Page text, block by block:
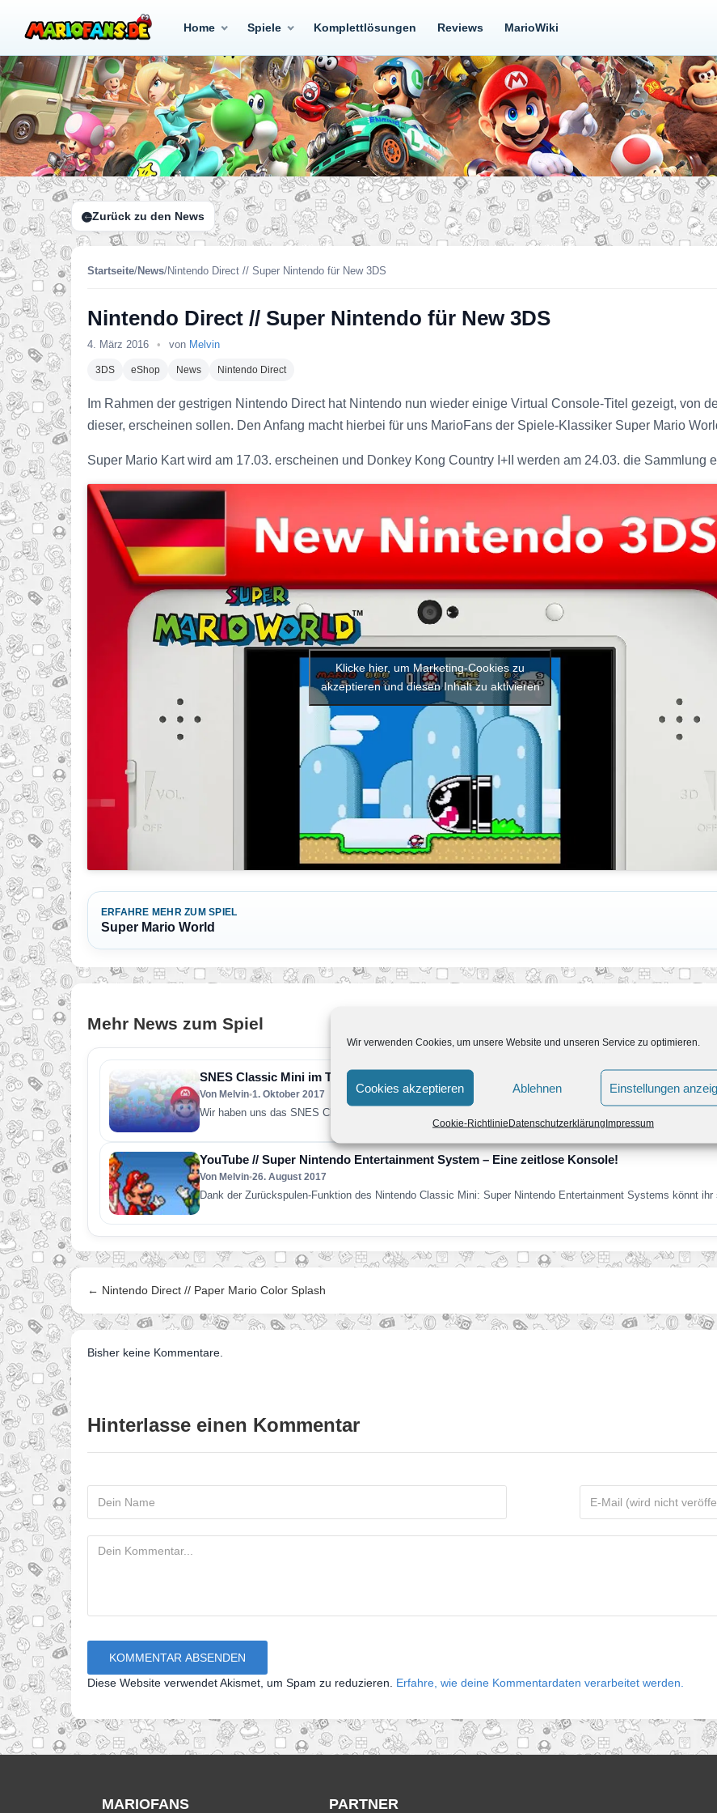
Wir verwenden Cookies, um unsere Website und unseren Service zu optimieren.
Cookies akzeptieren Ablehnen Einstellungen
Cookie-RichtlinieDatenschutzerklärungImpressum
Home Spiele Komplettlösungen Reviews MarioWiki
Zurück zu den News
Startseite/News/Nintendo Direct // Super Nintendo für New 3DS
Nintendo Direct // Super Nintendo für New 3DS
4. März 2016 • von Melvin
3DS eShop News Nintendo Direct
Im Rahmen der gestrigen Nintendo Direct hat Nintendo nun wieder einige Virtual Console-Titel gezeigt, von
dieser, erscheinen sollen. Den Anfang macht hierbei für uns MarioFans der Spiele-Klassiker Super Mario
Super Mario Kart wird am 17.03. erscheinen und Donkey Kong Country I+II werden am 24.03. die Sammlung
Klicke hier, um Marketing-Cookies zu
akzeptieren und diesen Inhalt zu aktivieren
ERFAHRE MEHR ZUM SPIEL
Super Mario World
Mehr News zum Spiel
SNES Classic Mini im Test
Von Melvin•1. Oktober 2017
Wir haben uns das SNES Classic Mini mal näher angeschaut und uns die Verbesserungen gegenüber dem
YouTube // Super Nintendo Entertainment System – Eine zeitlose Konsole!
Von Melvin•26. August 2017
Dank der Zurückspulen-Funktion des Nintendo Classic Mini: Super Nintendo Entertainment Systems könnt
← Nintendo Direct // Paper Mario Color Splash
Bisher keine Kommentare.
Hinterlasse einen Kommentar
Diese Website verwendet Akismet, um Spam zu reduzieren. Erfahre, wie deine Kommentardaten verarbeitet werden.
MARIOFANS PARTNER